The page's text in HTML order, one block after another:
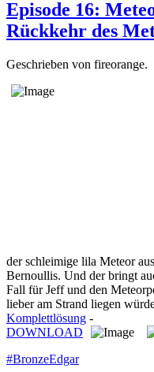
Episode 16:
Rückkehr des
Geschrieben von fireorange.
der schleimige lila Meteor
Bernoullis. Und der bringt
Fall für Jeff und den
lieber am Strand liegen
Komplettlösung -
DOWNLOAD
#BronzeEdgar